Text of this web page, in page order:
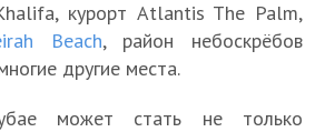
курорт Atlantis The Palm,
Beach, район небоскрёбов
другие места.
может стать не только